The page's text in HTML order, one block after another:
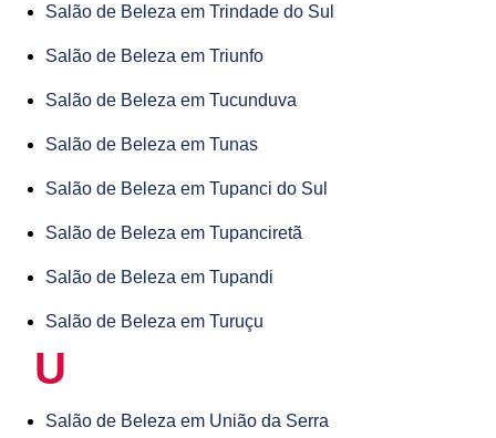
Salão de Beleza em Trindade do Sul
Salão de Beleza em Triunfo
Salão de Beleza em Tucunduva
Salão de Beleza em Tunas
Salão de Beleza em Tupanci do Sul
Salão de Beleza em Tupanciretã
Salão de Beleza em Tupandi
Salão de Beleza em Turuçu
U
Salão de Beleza em União da Serra